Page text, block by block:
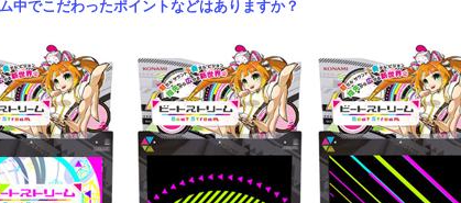
中でこだわったポイントなどはありますか？